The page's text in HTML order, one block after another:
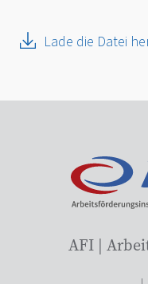
Lade die Datei
AFI |